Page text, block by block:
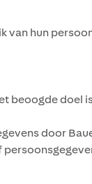
van hun
beoogde doel
door